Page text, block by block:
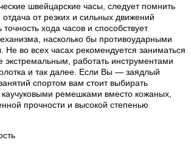
швейцарские часы, следует помнить
от резких и сильных движений
хода часов и способствует
насколько бы противоударными
во всех часах рекомендуется заниматься
экстремальным, работать инструментами
и так далее. Если Вы — заядлый
спортом вам стоит выбирать
ремешками вместо кожаных,
прочности и высокой степенью